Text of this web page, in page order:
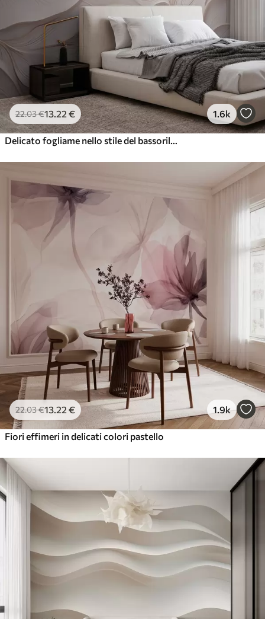
22.03€13 .22 € 1.6k
22.03€13 .22 € 1.9k
Fiori effimeri in delicati colori pastello